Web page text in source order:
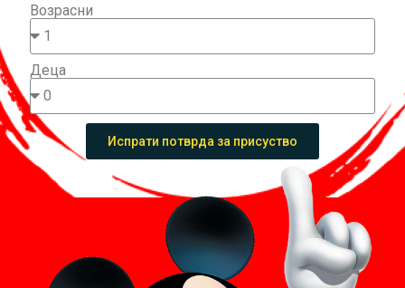
Возрасни
Деца
Испрати потврда за присуство